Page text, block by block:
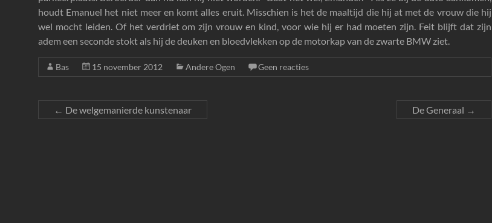
houdt Emanuel het niet meer en komt alles eruit. Misschien is het de maaltijd die hij at met de vrouw die hij
wel mocht leiden. Of het verdriet om zijn vrouw en kind, voor wie hij er had moeten zijn. Feit blijft dat zijn
adem een seconde stokt als hij de deuken en bloedvlekken op de motorkap van de zwarte BMW ziet.
Bas 15 november 2012 Andere Ogen Geen reacties
← De welgemanierde kunstenaar De Generaal →